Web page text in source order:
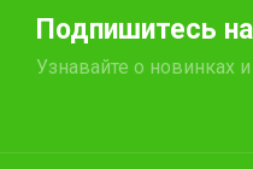
Подпишитесь
Узнавайте о новинках